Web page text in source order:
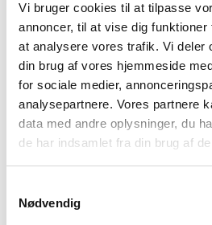
Vi bruger cookies til at tilpasse
annoncer, til at vise dig
at analysere vores trafik. Vi deler
din brug af vores hjemmeside
for sociale medier,
analysepartnere. Vores partnere
data med andre oplysninger, du
de har indsamlet fra din brug af
Nødvendig
Shimano’ssurround-wrapping upper
uden trykpunkter og giver en stabil,
Resultatet er en sko, der sidder tæt,
komforten på lange ture.
Komfort til både
træning
Overdelen er konstrueret i et let og
hjælper med at holde fødderne kølige,
eller indendørs træning. Den stabile